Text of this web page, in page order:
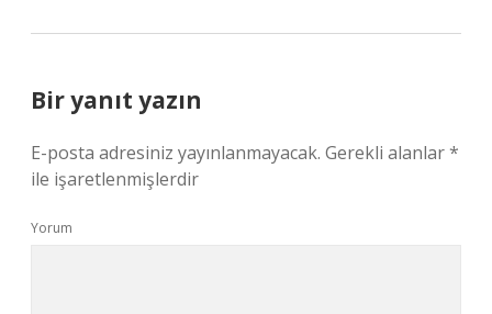
Bir yanıt yazın
E-posta adresiniz yayınlanmayacak. Gerekli alanlar*
ile işaretlenmişlerdir
Yorum